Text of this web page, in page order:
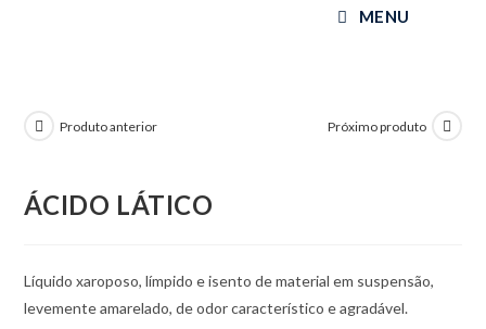
MENU
Produto anterior Próximo produto
ÁCIDO LÁTICO
Líquido xaroposo, límpido e isento de material em suspensão,
levemente amarelado, de odor característico e agradável.